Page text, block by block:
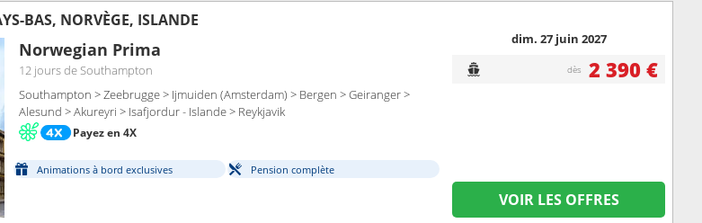
BAS, NORVÈGE, ISLANDE
Norwegian Prima
12 joursde Southampton
Southampton > Zeebrugge > Ijmuiden (Amsterdam) > Bergen > Geiranger >
Alesund > Akureyri > Isafjordur - Islande > Reykjavik
Payez en 4X
Animations à bord exclusives Pension complète
dim. 27 juin 2027
dès 2 390 €
VOIR LES OFFRES